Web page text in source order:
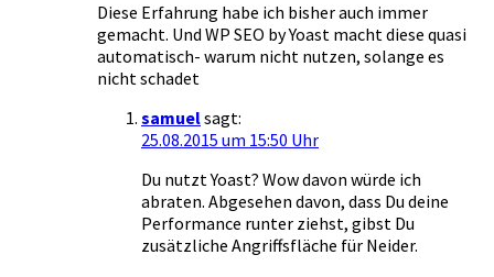
Diese Erfahrung habe ich bisher auch immer
gemacht. Und WP SEO by Yoast macht diese quasi
automatisch- warum nicht nutzen, solange es
nicht schadet
samuelsagt:
25.08.2015 um 15:50 Uhr
Du nutzt Yoast? Wow davon würde ich
abraten. Abgesehen davon, dass Du deine
Performance runter ziehst, gibst Du
zusätzliche Angriffsfläche für Neider.